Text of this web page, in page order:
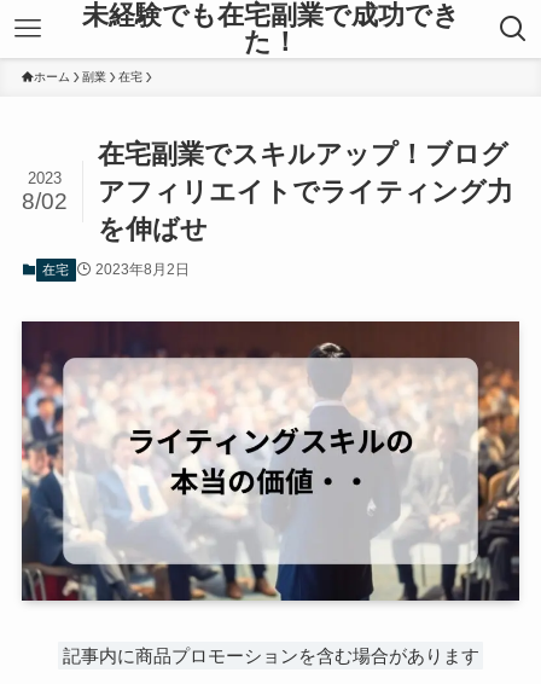
未経験でも在宅副業で成功でき
た！
ホーム 副業 在宅
在宅副業でスキルアップ！ブログ
アフィリエイトでライティング力
を伸ばせ
2023
8/02
在宅 2023年8月2日
記事内に商品プロモーションを含む場合があります